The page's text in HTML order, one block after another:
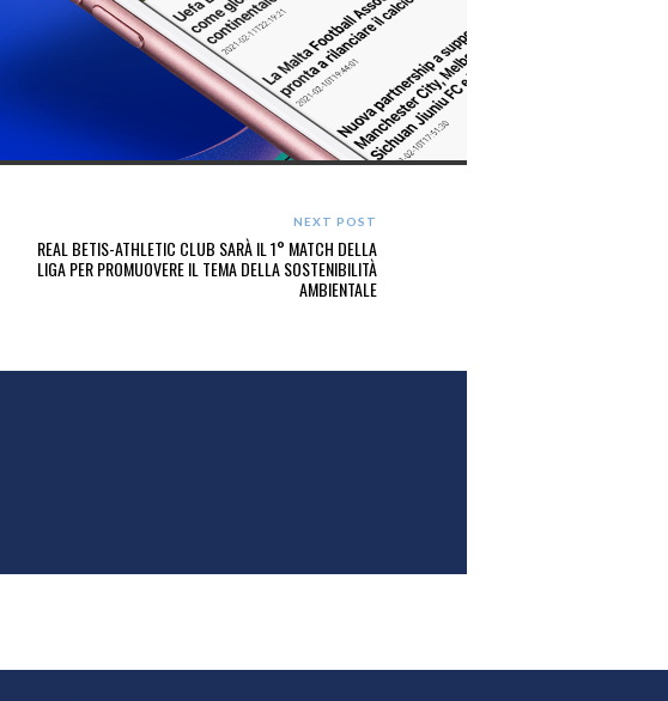
NEXT POST
REAL BETIS-ATHLETIC CLUB SARÀ IL 1° MATCH DELLA
LIGA PER PROMUOVERE IL TEMA DELLA SOSTENIBILITÀ
AMBIENTALE